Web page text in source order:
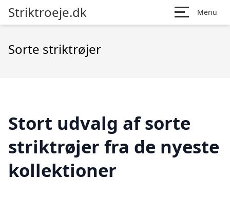
Striktroeje.dk Menu
Sorte striktrøjer
Stort udvalg af sorte
striktrøjer fra de nyeste
kollektioner